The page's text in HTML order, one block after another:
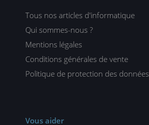
Tous nos articles d'informatique
Qui sommes-nous ?
Mentions légales
Conditions générales de vente
Politique de protection des données
Vous aider